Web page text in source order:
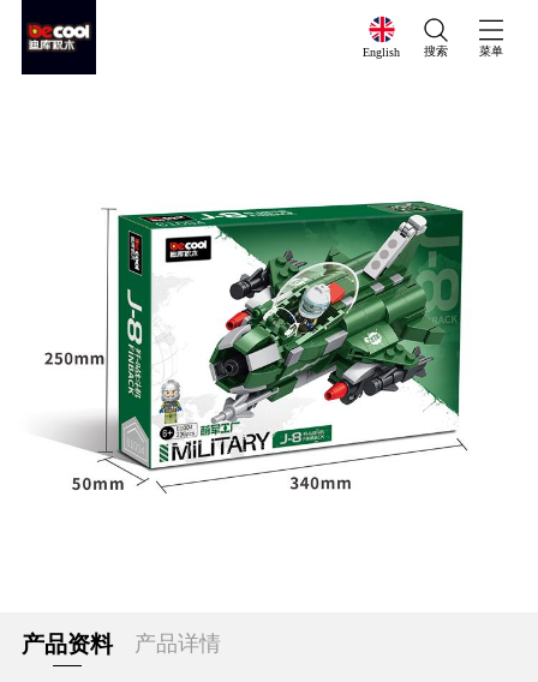
English 搜索 菜单
产品资料 产品详情